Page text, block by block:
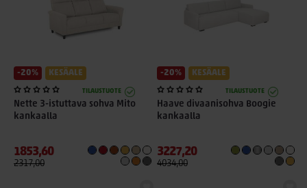
-20% KESÄALE
TILAUSTUOTE
Nette 3-istuttava sohva Mito
kankaalla
1853,60
2317,00
-20% KESÄALE
TILAUSTUOTE
Haave divaanisohva Boogie
kankaalla
3227,20
4034,00